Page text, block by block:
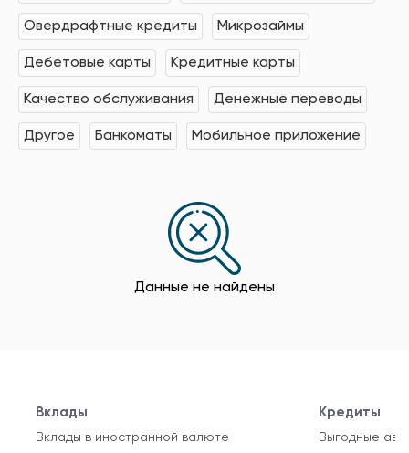
Овердрафтные кредиты Микрозаймы
Дебетовые карты Кредитные карты
Качество обслуживания Денежные переводы
Другое Банкоматы Мобильное приложение
Данные не найдены
Вклады
Вклады в иностранной валюте
Кредиты
Выгодные